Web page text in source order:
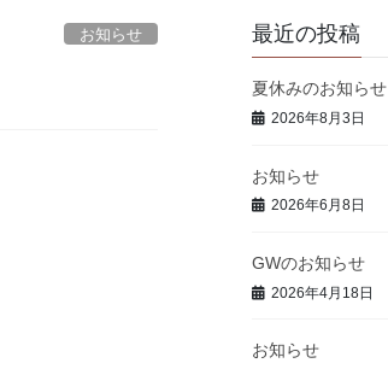
お知らせ 最近の投稿
夏休みのお知らせ
2026年8月3日
お知らせ
2026年6月8日
GWのお知らせ
2026年4月18日
お知らせ